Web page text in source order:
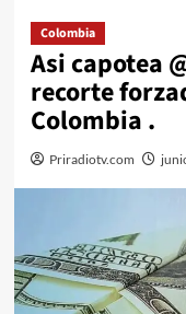
Colombia
Asi capotea
recorte
Colombia .
Priradiotv.com